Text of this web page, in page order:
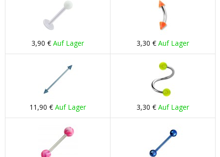
3,90 € Auf Lager 3,30 € Auf Lager
11,90 € Auf Lager 3,30 € Auf Lager